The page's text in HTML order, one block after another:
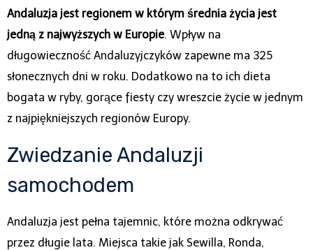
Andaluzja jest regionem w którym średnia życia jest
jedną z najwyższych w Europie. Wpływ na
długowieczność Andaluzyjczyków zapewne ma 325
słonecznych dni w roku. Dodatkowo na to ich dieta
bogata w ryby, gorące fiesty czy wreszcie życie w jednym
z najpiękniejszych regionów Europy.
Zwiedzanie Andaluzji
samochodem
Andaluzja jest pełna tajemnic, które można odkrywać
przez długie lata. Miejsca takie jak Sewilla, Ronda,